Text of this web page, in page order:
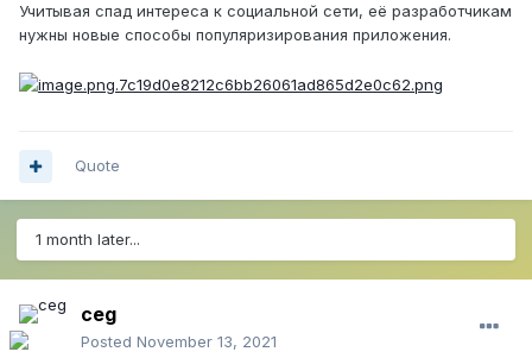
Учитывая спад интереса к социальной сети, её разработчикам
нужны новые способы популяризирования приложения.
Quote
1 month later...
ceg
Posted November 13, 2021